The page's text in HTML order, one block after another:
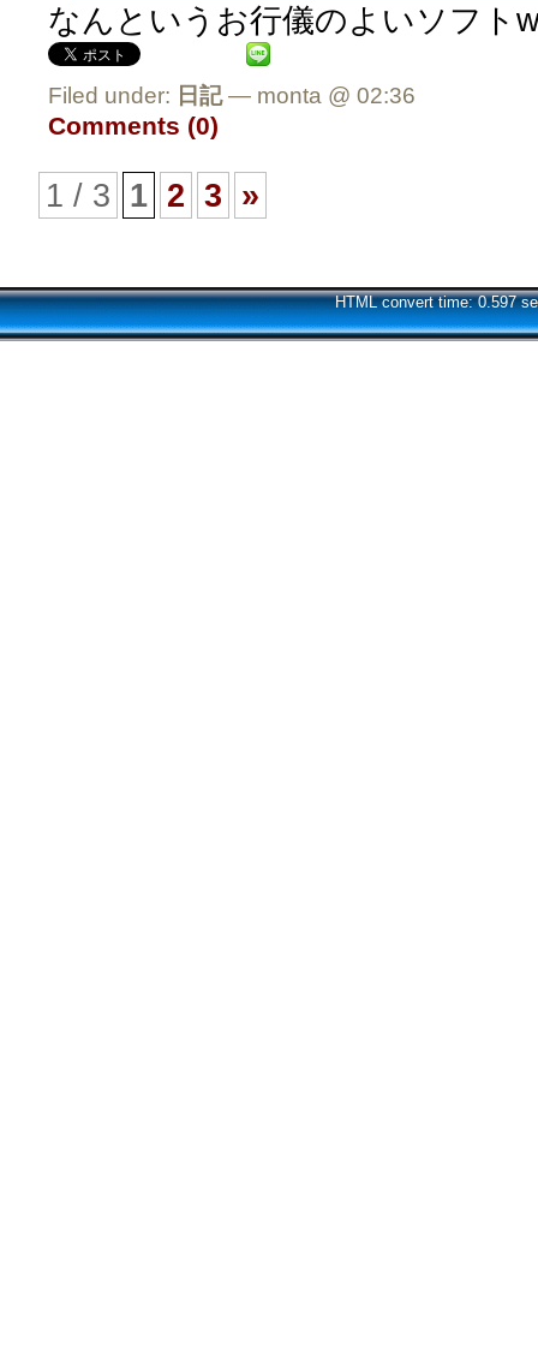
なんというお行儀のよいソフト
Filed under: 日記— monta @ 02:36
Comments (0)
1 / 3 1 2 3 »
HTML convert time: 0.597